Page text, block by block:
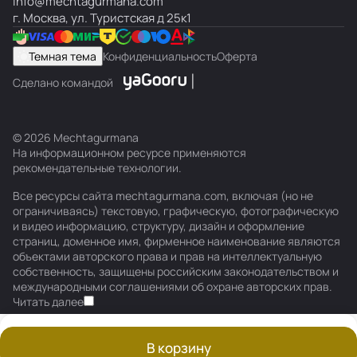
В корзину
г. Москва, ул. Туристская д 25к1
Темная тема КонфиденциальностьОферта
Сделано командой
© 2026 Mechtagurmana
На информационном ресурсе применяются
рекомендательные технологии.
Все ресурсы сайта mechtagurmana.com, включая (но не
ограничиваясь) текстовую, графическую, фотографическую
и видео информацию, структуру, дизайн и оформление
страниц, доменное имя, фирменное наименование являются
объектами авторского права и прав на интеллектуальную
собственность, защищены российским законодательством и
международными соглашениями об охране авторских прав.
Читать далее